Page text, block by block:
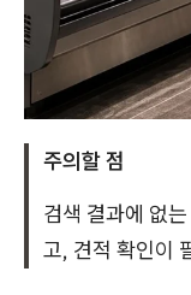
주의할 점
검색 결과에 없
고, 견적 확인이